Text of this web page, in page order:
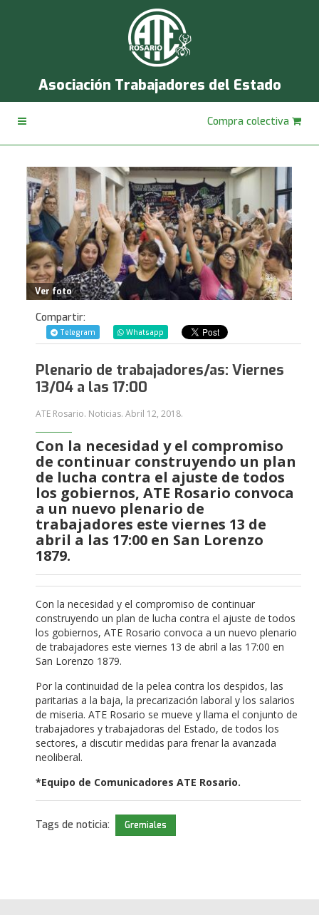
Asociación Trabajadores del Estado
Compra colectiva
Ver foto
Compartir:
Telegram Whatsapp
Plenario de trabajadores/as: Viernes
13/04 a las 17:00
ATE Rosario. Noticias. Abril 12, 2018.
Con la necesidad y el compromiso
de continuar construyendo un plan
de lucha contra el ajuste de todos
los gobiernos, ATE Rosario convoca
a un nuevo plenario de
trabajadores este viernes 13 de
abril a las 17:00 en San Lorenzo
1879.
Con la necesidad y el compromiso de continuar
construyendo un plan de lucha contra el ajuste de todos
los gobiernos, ATE Rosario convoca a un nuevo plenario
de trabajadores este viernes 13 de abril a las 17:00 en
San Lorenzo 1879.
Por la continuidad de la pelea contra los despidos, las
paritarias a la baja, la precarización laboral y los salarios
de miseria. ATE Rosario se mueve y llama el conjunto de
trabajadores y trabajadoras del Estado, de todos los
sectores, a discutir medidas para frenar la avanzada
neoliberal.
*Equipo de Comunicadores ATE Rosario.
Tags de noticia: Gremiales